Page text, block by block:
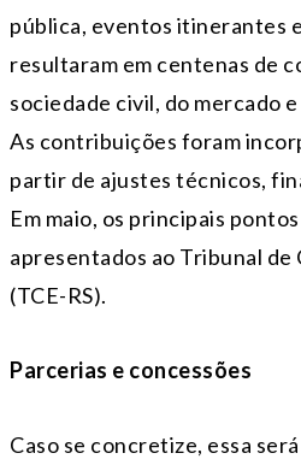
pública, eventos itinerantes
resultaram em centenas de
sociedade civil, do mercado
As contribuições foram
partir de ajustes técnicos,
Em maio, os principais
apresentados ao Tribunal de
(TCE-RS).
Parcerias e concessões
Caso se concretize, essa